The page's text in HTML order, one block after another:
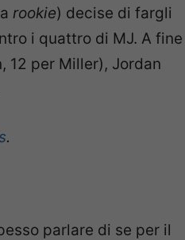
rookie) decise di fargli
i quattro di MJ. A fine
12 per Miller), Jordan
.
parlare di se per il